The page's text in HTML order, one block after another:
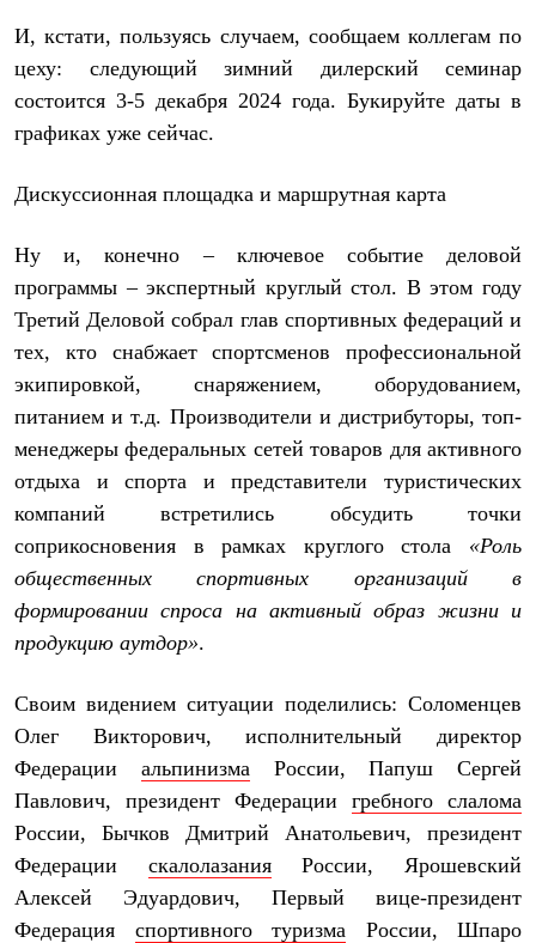
Дневник капитана
Каталог дилеров
Компания
Баск сегодня
История
Баск в вашем городе
Технологии
Команда Баск
Сотрудничество
Дилерам
Стать дилером
Корпоративным клиентам
Услуги
Где купить
И, кстати, пользуясь случаем, сообщаем коллегам по
цеху: следующий зимний дилерский семинар
состоится 3-5 декабря 2024 года. Букируйте даты в
графиках уже сейчас.
Дискуссионная площадка и маршрутная карта
Ну и, конечно – ключевое событие деловой
программы – экспертный круглый стол. В этом году
Третий Деловой собрал глав спортивных федераций и
тех, кто снабжает спортсменов профессиональной
экипировкой, снаряжением, оборудованием,
питанием и т.д. Производители и дистрибуторы, топ-
менеджеры федеральных сетей товаров для активного
отдыха и спорта и представители туристических
компаний встретились обсудить точки
соприкосновения в рамках круглого стола «Роль
общественных спортивных организаций в
формировании спроса на активный образ жизни и
продукцию аутдор».
Своим видением ситуации поделились: Соломенцев
Олег Викторович, исполнительный директор
Федерации альпинизма России, Папуш Сергей
Павлович, президент Федерации гребного слалома
России, Бычков Дмитрий Анатольевич, президент
Федерации скалолазанияРоссии, Ярошевский
Алексей Эдуардович, Первый вице-президент
Федерация спортивного туризма России, Шпаро